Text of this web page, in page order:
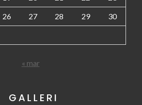
26 27 28 29 30
« mar
GALLERI